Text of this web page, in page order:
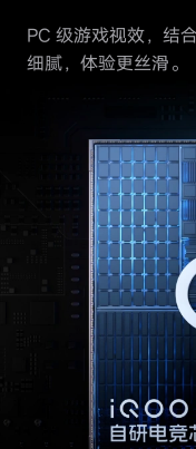
PC 级游戏视效，结
细腻，体验更丝滑。